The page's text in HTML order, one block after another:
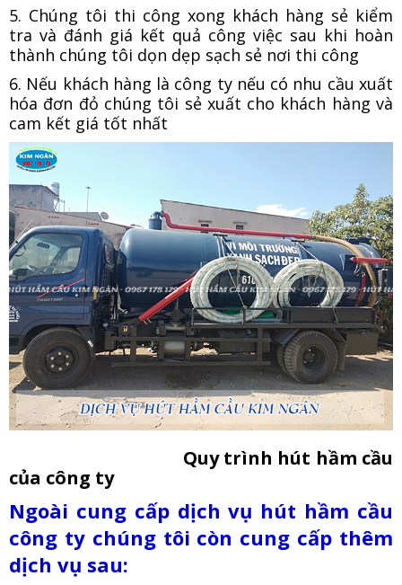
5. Chúng tôi thi công xong khách hàng sẻ kiểm
tra và đánh giá kết quả công việc sau khi hoàn
thành chúng tôi dọn dẹp sạch sẻ nơi thi công
6. Nếu khách hàng là công ty nếu có nhu cầu xuất
hóa đơn đỏ chúng tôi sẻ xuất cho khách hàng và
cam kết giá tốt nhất
Quy trình hút hầm cầu
của công ty
Ngoài cung cấp dịch vụ hút hầm cầu
công ty chúng tôi còn cung cấp thêm
dịch vụ sau: